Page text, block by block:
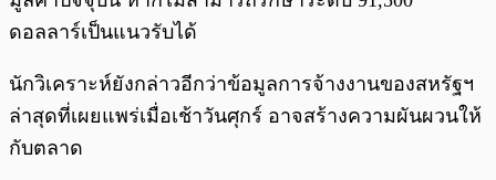
ดอลลาร์เป็นแนวรับได้
นักวิเคราะห์ยังกล่าวอีกว่าข้อมูลการจ้างงานของสหรัฐฯ
ล่าสุดที่เผยแพร่เมื่อเช้าวันศุกร์ อาจสร้างความผันผวนให้
กับตลาด